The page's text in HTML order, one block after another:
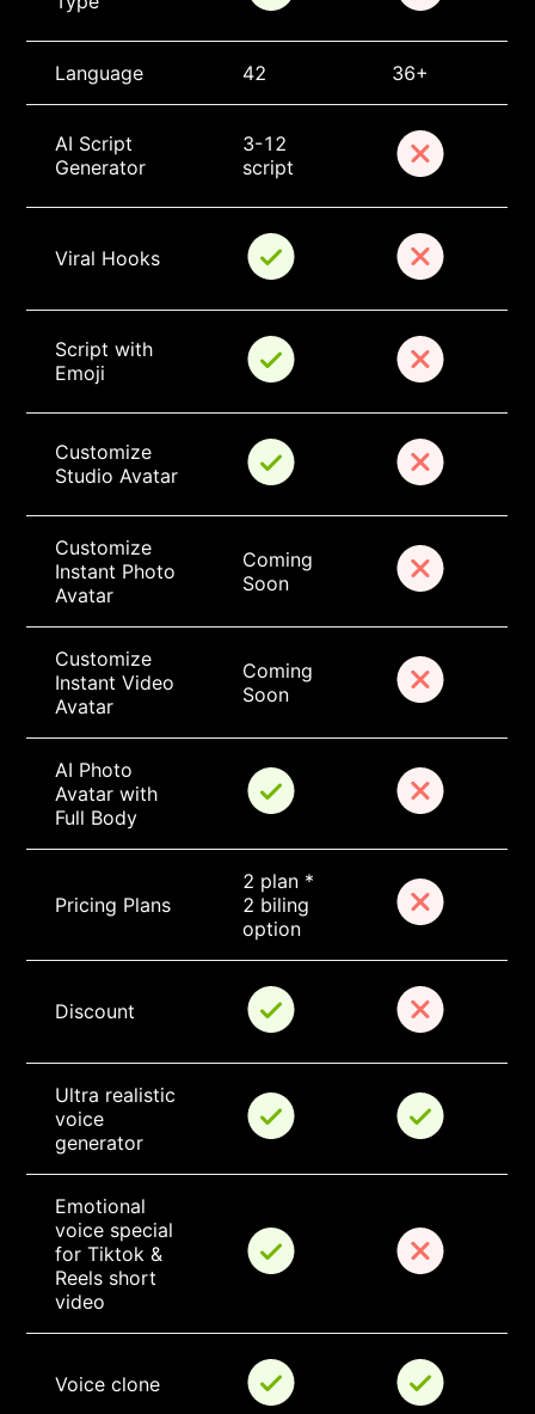
Language 42 36+
AI Script
Generator
3-12
script
Viral Hooks
Script with
Emoji
Customize
Studio Avatar
Customize
Instant Photo
Avatar
Coming
Soon
Customize
Instant Video
Avatar
Coming
Soon
AI Photo
Avatar with
Full Body
Pricing Plans
2 plan *
2 biling
option
Discount
Ultra realistic
voice
generator
Emotional
voice special
for Tiktok &
Reels short
video
Voice clone